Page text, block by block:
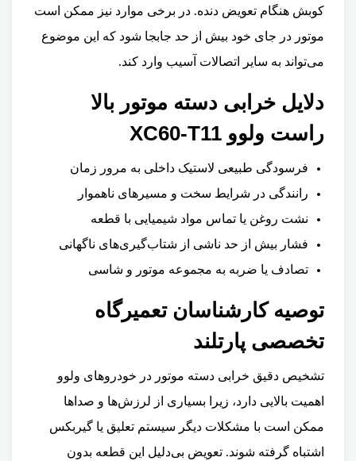
کوبش هنگام تعویض دنده. در برخی موارد نیز ممکن است
موتور در جای خود بیش از حد جابجا شود که این موضوع
می‌تواند به سایر اتصالات آسیب وارد کند.
دلایل خرابی دسته موتور بالا
راست ولوو XC60-T11
فرسودگی طبیعی لاستیک داخلی به مرور زمان
رانندگی در شرایط سخت و مسیرهای ناهموار
نشت روغن یا تماس مواد شیمیایی با قطعه
فشار بیش از حد ناشی از شتاب‌گیری‌های ناگهانی
تصادف یا ضربه به مجموعه موتور و شاسی
توصیه کارشناسان تعمیرگاه
تخصصی پارتلند
تشخیص دقیق خرابی دسته موتور در خودروهای ولوو
اهمیت بالایی دارد، زیرا بسیاری از لرزش‌ها و صداها
ممکن است با مشکلات دیگر سیستم تعلیق یا گیربکس
اشتباه گرفته شوند. تعویض بی‌دلیل این قطعه بدون